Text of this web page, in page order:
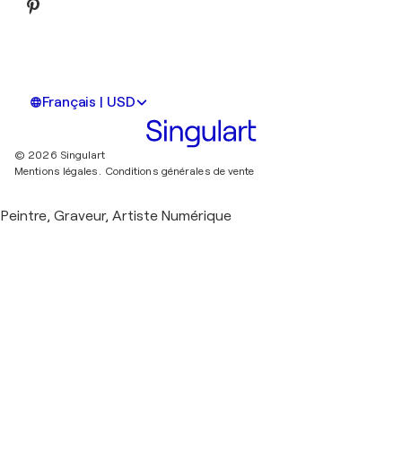
Français | USD
© 2026 Singulart
Mentions légales.
Conditions générales de vente
Peintre, Graveur, Artiste Numérique